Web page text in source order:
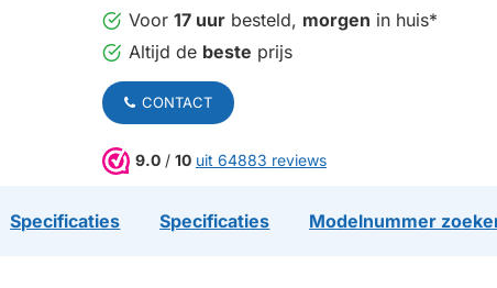
Voor 17 uur besteld, morgen in huis*
Altijd de beste prijs
CONTACT
9.0 / 10 uit 64883 reviews
Specificaties Specificaties Modelnummer